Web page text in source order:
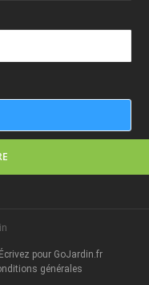
Écrivez pour GoJardin.fr
générales